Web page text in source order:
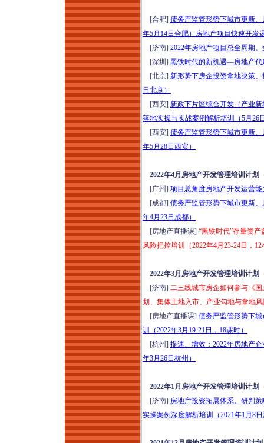
[合肥] 债务严监管形势下城市更新
年5月14日合肥） 房地产项目快速开发
[济南] 2022年房地产项目总全周期
[深圳] 黑铁时代的新机遇—房地产代
[北京] 新形势下房企投资拿地决策
日北京）
[西安] 新政下片区综合开发（产业
落地实操与实战案例解析培训（5月26
[西安] 债务严监管形势下城市更新
年5月28日西安）
2022年4月房地产开发管理培训计划
[广州] 项目总角度房地产开发运营
[成都] 债务严监管形势下城市更新
年4月23日成都）
[房地产直播课] “黑铁时代”存量资
风险把控培训（2022年4月23-24日，12
2022年3月房地产开发管理培训计划
[济南] 二三线城市房企如何参与《
划、集体土地入市、产业勾地与拿地
[房地产直播课] 债务严监管形势下
训（2022年3月19-21日，18课时）
[杭州] 提速、增效：2022年房地产
年3月26日杭州）
2022年1月房地产开发管理培训计划
[济南] 房地产投资拓展体系、研判
实操案例深度解析培训（2021年1月8